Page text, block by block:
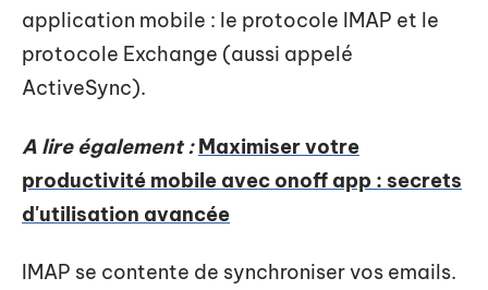
application mobile : le protocole IMAP et le
protocole Exchange (aussi appelé
ActiveSync).
A lire également : Maximiser votre
productivité mobile avec onoff app : secrets
d'utilisation avancée
IMAP se contente de synchroniser vos emails.